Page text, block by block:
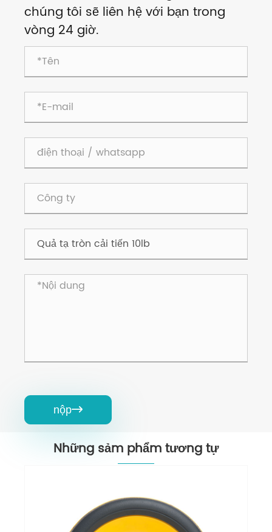
chúng tôi sẽ liên hệ với bạn trong
vòng 24 giờ.
nộp
Những sảm phẩm tương tự